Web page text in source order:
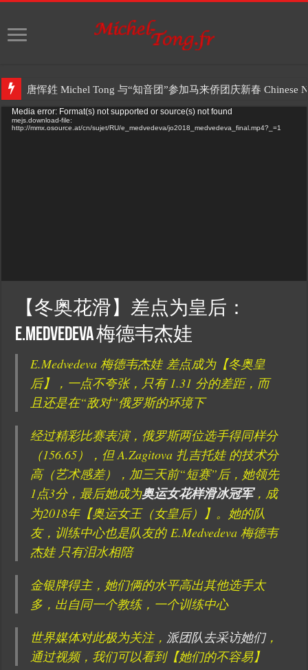
唐恽鉎 Michel Tong 与“知音团”参加马来侨团庆新春 Chinese
Video
Player
Media error: Format(s) not supported or source(s) not found
mejs.download-file:
http://mmx.osource.at/cn/sujet/RU/e_medvedeva/jo2018_medvedeva_final.mp4?_=1
【冬奥花滑】差点为皇后：
E.Medvedeva 梅德韦杰娃
E.Medvedeva 梅德韦杰娃 差点成为【冬奥皇
后】，一点不夸张，只有 1.31 分的差距，而
且还是在“敌对”俄罗斯的环境下
经过精彩比赛表演，俄罗斯两位选手得同样分
（156.65），但 A.Zagitova 扎吉托娃 的技术分
高（艺术感差），加三天前“短赛”后，她领先
1点3分，最后她成为奥运女花样滑冰冠军，成
为2018年【奥运女王（女皇后）】。她的队
友，训练中心也是队友的 E.Medvedeva 梅德韦
杰娃 只有泪水相陪
金银牌得主，她们俩的水平高出其他选手太
多，出自同一个教练，一个训练中心
世界媒体对此极为关注， 派团队去采访她们，
通过视频，我们可以看到【她们的不容易】